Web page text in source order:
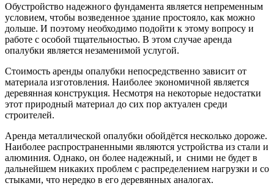
Обустройство надежного фундамента является непременным
условием, чтобы возведенное здание простояло, как можно
дольше. И поэтому необходимо подойти к этому вопросу и
работе с особой тщательностью. В этом случае аренда
опалубки является незаменимой услугой.
Стоимость аренды опалубки непосредственно зависит от
материала изготовления. Наиболее экономичной является
деревянная конструкция. Несмотря на некоторые недостатки
этот природный материал до сих пор актуален среди
строителей.
Аренда металлической опалубки обойдётся несколько дороже.
Наиболее распространенными являются устройства из стали и
алюминия. Однако, он более надежный, и сними не будет в
дальнейшем никаких проблем с распределением нагрузки и со
стыками, что нередко в его деревянных аналогах.